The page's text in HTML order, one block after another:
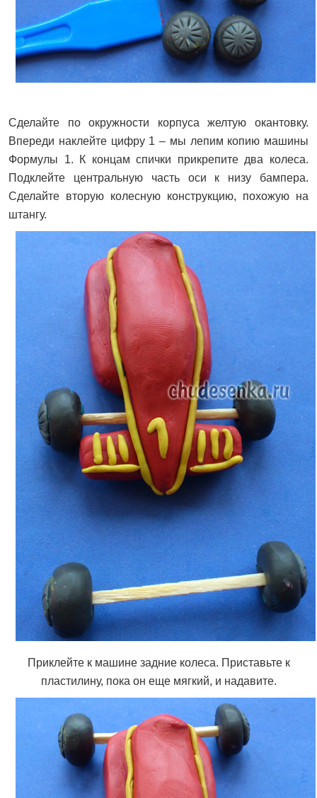
Сделайте по окружности корпуса желтую окантовку.
Впереди наклейте цифру 1 – мы лепим копию машины
Формулы 1. К концам спички прикрепите два колеса.
Подклейте центральную часть оси к низу бампера.
Сделайте вторую колесную конструкцию, похожую на
штангу.
Приклейте к машине задние колеса. Приставьте к
пластилину, пока он еще мягкий, и надавите.